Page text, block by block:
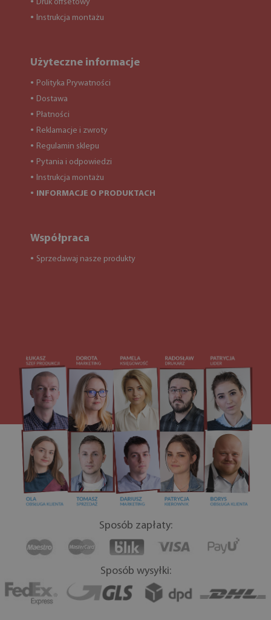
● Druk offsetowy
● Instrukcja montażu
Użyteczne informacje
● Polityka Prywatności
● Dostawa
● Płatności
● Reklamacje i zwroty
● Regulamin sklepu
● Pytania i odpowiedzi
● Instrukcja montażu
● INFORMACJE O PRODUKTACH
Współpraca
● Sprzedawaj nasze produkty
Sposób zapłaty:
Sposób wysyłki: